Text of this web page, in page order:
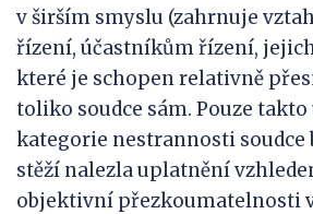
v širším smyslu (zahrnuje
řízení, účastníkům řízení,
které je schopen relativně
toliko soudce sám. Pouze
kategorie nestrannosti soudce
stěží nalezla uplatnění
objektivní přezkoumatelnosti